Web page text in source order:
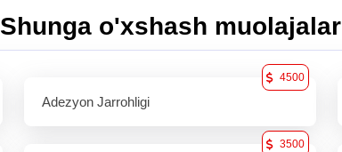
Shunga o'xshash muolajalar
Adezyon Jarrohligi
4500
3500